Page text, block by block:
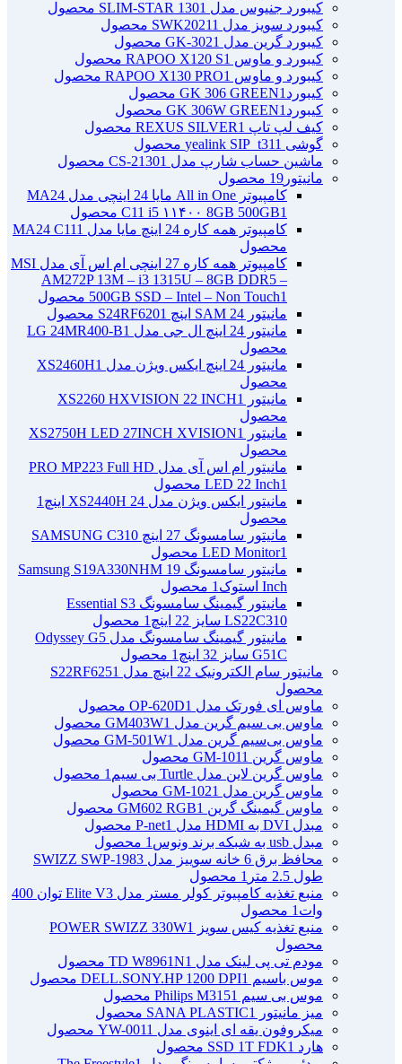
کیبورد جنیوس مدل SLIM-STAR 130 1 محصول
کیبورد سویز مدل SWK2021 1 محصول
کیبورد گرین مدل GK-302 1 محصول
کیبورد و ماوس RAPOO X120 S 1 محصول
کیبورد و ماوس RAPOO X130 PRO 1 محصول
کیبوردGK 306 GREEN 1 محصول
کیبوردGK 306W GREEN 1 محصول
کیف لپ تاپ REXUS SILVER 1 محصول
گوشی yealink SIP_t31 1 محصول
ماشین حساب شارپ مدل CS-2130 1 محصول
مانیتور 19 محصول
کامپیوتر All in One مایا 24 اینچی مدل MA24
C11 i5 ۱۱۴۰۰ 8GB 500GB1 محصول
کامپیوتر همه کاره 24 اینچ مایا مدل MA24 C11
1
محصول
کامپیوتر همه کاره 27 اینچی ام اس آی مدل MSI
AM272P 13M – i3 1315U – 8GB DDR5 –
500GB SSD – Intel – Non Touch1 محصول
مانیتور 24 SAM اینچ S24RF620
1 محصول
مانیتور 24 اینچ ال جی مدل LG 24MR400-B
1
محصول
مانیتور 24 اینچ ایکس ویژن مدل XS2460H
1
محصول
مانیتور XS2260 HXVISION 22 INCH
1
محصول
مانیتور XS2750H LED 27INCH XVISION
1
محصول
مانیتور ام اس آی مدل PRO MP223 Full HD
LED 22 Inch1 محصول
مانیتور ایکس ویژن مدل XS2440H 24 اینچ
1
محصول
مانیتور سامسونگ 27 اینچ SAMSUNG C310
LED Monitor1 محصول
مانیتور سامسونگ Samsung S19A330NHM 19
Inch استوک
1 محصول
مانیتور گیمینگ سامسونگ Essential S3
LS22C310 سایز 22 اینچ
1 محصول
مانیتور گیمینگ سامسونگ مدل Odyssey G5
G51C سایز 32 اینچ
1 محصول
مانیتور سام الکترونیک 22 اینچ مدل S22RF625
1
محصول
ماوس ای فورتک مدل OP-620D 1 محصول
ماوس بی سیم گرین مدل GM403W 1 محصول
ماوس بی‌سیم گرین مدل GM-501W 1 محصول
ماوس گرین GM-101 1 محصول
ماوس گرین لاین مدل Turtle بی سیم
1 محصول
ماوس گرین مدل GM-102 1 محصول
ماوس گیمینگ گرین GM602 RGB 1 محصول
مبدل DVI به HDMI مدل P-net
1 محصول
مبدل usb به شبکه برند ونوس
1 محصول
محافظ برق 6 خانه سوییز مدل SWIZZ SWP-1983
طول 2.5 متر
1 محصول
منبع تغذیه کامپیوتر کولر مستر مدل Elite V3 توان 400
وات 1 محصول
منبع تغذیه کیس سویز POWER SWIZZ 330W
1
محصول
مودم تی پی لینک مدل TD W8961N 1 محصول
موس باسیم DELL.SONY.HP 1200 DPI 1 محصول
موس بی سیم Philips M315 1 محصول
میز مانیتور SANA PLASTIC
1 محصول
میکروفون یقه ای اینوی مدل YW-001 1 محصول
هارد SSD 1T FDK 1 محصول